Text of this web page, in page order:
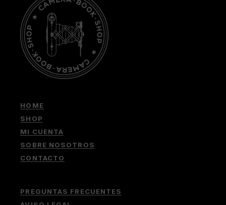
HOME
SHOP
MI CUENTA
SOBRE NOSOTROS
CONTACTO
PREGUNTAS FRECUENTES